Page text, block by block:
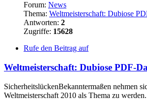
Forum: News
Thema: Weltmeisterschaft: Dubiose
Antworten: 2
Zugriffe: 15628
Rufe den Beitrag auf
Weltmeisterschaft: Dubiose PDF-
SicherheitslückenBekanntermaßen nehmen
Weltmeisterschaft 2010 als Thema zu